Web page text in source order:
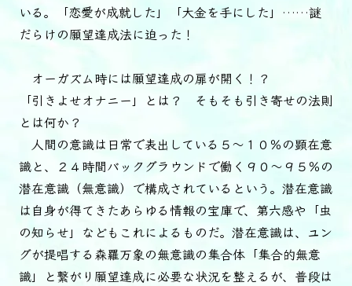
いる。「恋愛が成就した」「大金を手にした」……謎
だらけの願望達成法に迫った！
オーガズム時には願望達成の扉が開く！？
「引きよせオナニー」とは？ そもそも引き寄せの法則
とは何か？
人間の意識は日常で表出している５～１０％の顕在意
識と、２４時間バックグラウンドで働く９０～９５％の
潜在意識（無意識）で構成されているという。潜在意識
は自身が得てきたあらゆる情報の宝庫で、第六感や「虫
の知らせ」などもこれによるものだ。潜在意識は、ユン
グが提唱する森羅万象の無意識の集合体「集合的無意
識」と繋がり願望達成に必要な状況を整えるが、普段は